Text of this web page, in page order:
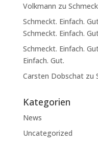
Volkmann zu
Schmeckt. Einfach.
Schmeckt. Einfach.
Schmeckt. Einfach.
Einfach. Gut.
Carsten Dobschatzu
Kategorien
News
Uncategorized